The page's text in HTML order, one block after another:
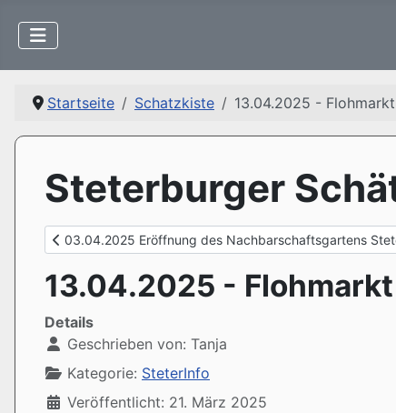
Startseite Schatzkiste 13.04.2025 -
Steterburger
Vorheriger Beitrag: 03.04.2025 Eröffnung des
03.04.2025 Eröffnung des Nachbarschaftsgartens
13.04.2025 -
Details
Geschrieben von: Tanja
Kategorie: SteterInfo
Veröffentlicht: 21. März 2025